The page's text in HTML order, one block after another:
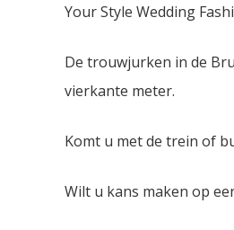
Your Style Wedding
De trouwjurken in de
vierkante meter.
Komt u met de trein of
Wilt u kans maken op